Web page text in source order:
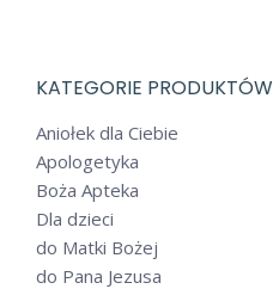
KATEGORIE PRODUKTÓW
Aniołek dla Ciebie
Apologetyka
Boża Apteka
Dla dzieci
do Matki Bożej
do Pana Jezusa